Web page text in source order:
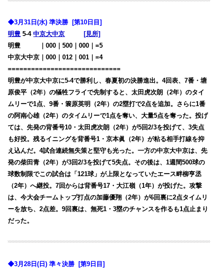
◆3月31日(水) 準決勝 [第10日目]
明豊 5-4中京大中京
[見所]
明豊
｜000｜500｜000｜=5
中京大中京｜000｜012｜001｜=4
=============================
明豊が中京大中京に5-4で勝利し、春夏初の決勝進出。4回表、7番・塘
原俊平（2年）の犠牲フライで先制すると、太田虎次朗（2年）のタイ
ムリーで1点、9番・簑原英明（2年）の2塁打で2点を追加。さらに1番
の阿南心雄（2年）のタイムリーで1点を奪い、大量5点を奪った。投げ
ては、先発の背番号10・太田虎次朗（2年）が5回2/3を投げて、3失点
も好投。残るイニングを背番号1・京本眞（2年）が粘る相手打線を抑
え込んだ。4試合連続無失策と堅守も光った。一方の中京大中京は、先
発の柴田青（2年）が3回2/3を投げて5失点。その後は、1週間500球の
球数制限でこの試合は「121球」が上限となっていたエース畔柳亨丞
（2年）へ継投。7回からは背番号17・大江嶺（1年）が投げた。攻撃
は、今大会チームトップ打点の加藤優翔（2年）が6回裏に2点タイムリ
ーを放ち、2点差。9回裏は、無死1・3塁のチャンスを作るも1点止まり
だった。
◆3月28日(日) 準々決勝 [第9日目]